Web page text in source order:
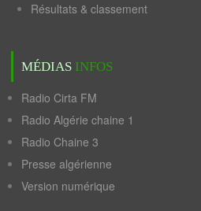
Résultats & classement
MÉDIAS INFOS
Radio Cirta FM
Radio Algérie chaine 1
Radio Chaine 3
Presse algérienne
Version numérique